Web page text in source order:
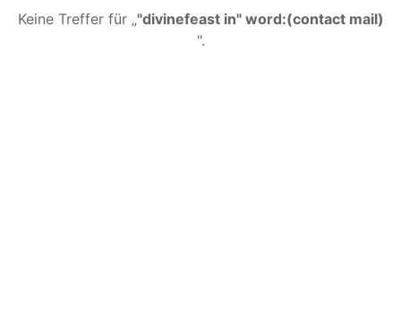
Keine Treffer für „"divinefeast in" word:(contact mail)
".